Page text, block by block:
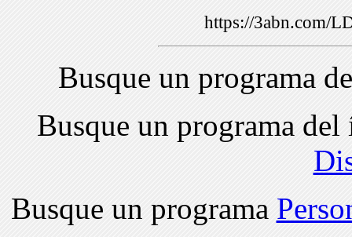
https://3abn.com/
Busque un programa
Busque un programa
Busque un programa